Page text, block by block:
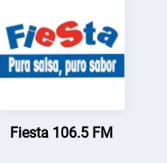
Fiesta 106.5 FM